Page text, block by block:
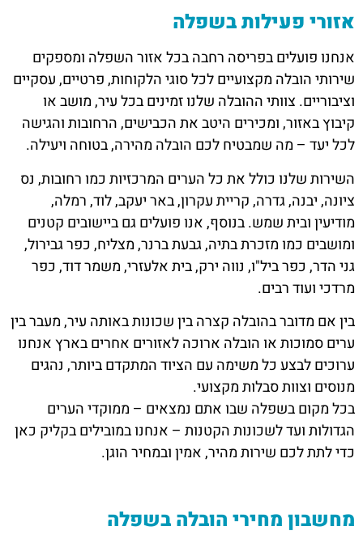
אזורי פעילות בשפלה
אנחנו פועלים בפריסה רחבה בכל אזור השפלה ומספקים
שירותי הובלה מקצועיים לכל סוגי הלקוחות, פרטיים, עסקיים
וציבוריים. צוותי ההובלה שלנו זמינים בכל עיר, מושב או
קיבוץ באזור, ומכירים היטב את הכבישים, הרחובות והגישה
לכל יעד – מה שמבטיח לכם הובלה מהירה, בטוחה ויעילה.
השירות שלנו כולל את כל הערים המרכזיות כמו רחובות, נס
ציונה, יבנה, גדרה, קריית עקרון, באר יעקב, לוד, רמלה,
מודיעין ובית שמש. בנוסף, אנו פועלים גם ביישובים קטנים
ומושבים כמו מזכרת בתיה, גבעת ברנר, מצליח, כפר גבירול,
גני הדר, כפר ביל"ו, נווה ירק, בית אלעזרי, משמר דוד, כפר
מרדכי ועוד רבים.
בין אם מדובר בהובלה קצרה בין שכונות באותה עיר, מעבר בין
ערים סמוכות או הובלה ארוכה לאזורים אחרים בארץ אנחנו
ערוכים לבצע כל משימה עם הציוד המתקדם ביותר, נהגים
מנוסים וצוות סבלות מקצועי.
בכל מקום בשפלה שבו אתם נמצאים – ממוקדי הערים
הגדולות ועד לשכונות הקטנות – אנחנו במובילים בקליק כאן
כדי לתת לכם שירות מהיר, אמין ובמחיר הוגן.
מחשבון מחירי הובלה בשפלה